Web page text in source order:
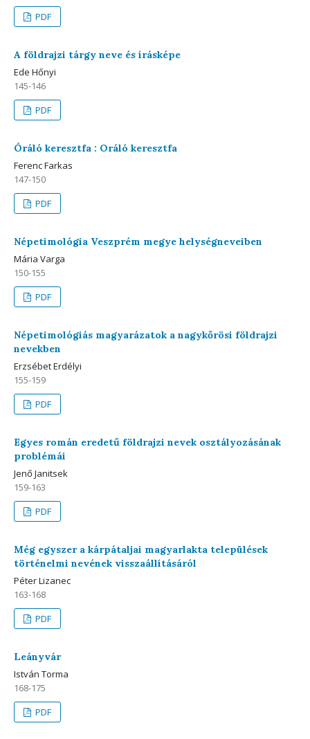
PDF
A földrajzi tárgy neve és írásképe
Ede Hőnyi
145-146
PDF
Óráló keresztfa : Oráló keresztfa
Ferenc Farkas
147-150
PDF
Népetimológia Veszprém megye helységneveiben
Mária Varga
150-155
PDF
Népetimológiás magyarázatok a nagykőrösi földrajzi
nevekben
Erzsébet Erdélyi
155-159
PDF
Egyes román eredetű földrajzi nevek osztályozásának
problémái
Jenő Janitsek
159-163
PDF
Még egyszer a kárpátaljai magyarlakta települések
történelmi nevének visszaállításáról
Péter Lizanec
163-168
PDF
Leányvár
István Torma
168-175
PDF